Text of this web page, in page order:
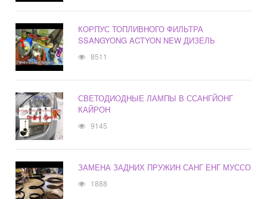
КОРПУС ТОПЛИВНОГО ФИЛЬТРА
SSANGYONG ACTYON NEW ДИЗЕЛЬ
8511
СВЕТОДИОДНЫЕ ЛАМПЫ В ССАНГЙОНГ
КАЙРОН
9145
ЗАМЕНА ЗАДНИХ ПРУЖИН САНГ ЕНГ МУССО
1888